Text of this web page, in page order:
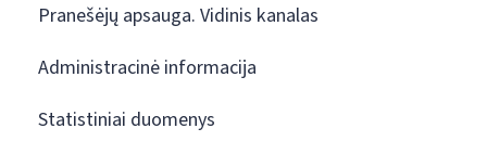
Pranešėjų apsauga. Vidinis kanalas
Administracinė informacija
Statistiniai duomenys